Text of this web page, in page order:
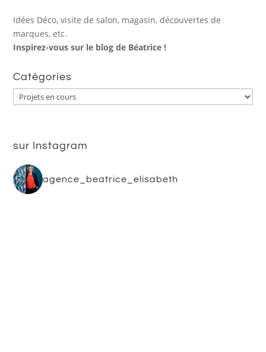
Idées Déco, visite de salon, magasin, découvertes de
marques, etc.
Inspirez-vous sur le blog de Béatrice !
Catégories
Catégories
sur Instagram
agence_beatrice_elisabeth